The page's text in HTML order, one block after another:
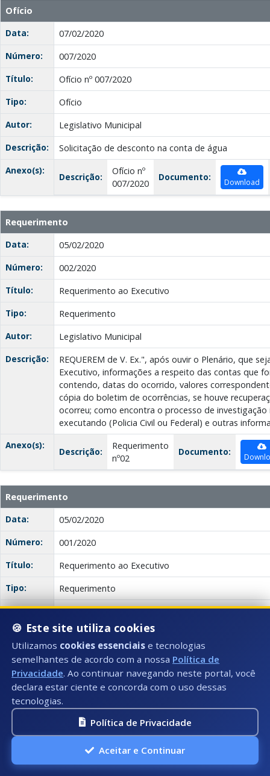
Ofício
Data:
07/02/2020
Número:
007/2020
Título:
Ofício nº 007/2020
Tipo:
Ofício
Autor:
Legislativo Municipal
Descrição:
Solicitação de desconto na conta de água
Anexo(s):
Descrição:
Ofício nº
007/2020
Documento: Download
Requerimento
Data:
05/02/2020
Número:
002/2020
Título:
Requerimento ao Executivo
Tipo:
Requerimento
Autor:
Legislativo Municipal
Descrição:
REQUEREM de V. Ex.", após ouvir o Plenário, que
Executivo, informações a respeito das contas que
contendo, datas do ocorrido, valores
cópia do boletim de ocorrências, se houve
ocorreu; como encontra o processo de
executando (Policia Civil ou Federal) e outras
Anexo(s):
Descrição:
Requerimento
nº02
Documento:
Requerimento
Data:
05/02/2020
Número:
001/2020
Título:
Requerimento ao Executivo
Tipo:
Requerimento
Autor:
Legislativo Municipal
Descrição:
REQUEREM de V. Ex., após ouvir o Plenário, que
por esta Casa de Leis, informações do número de
suas atividades de estágio no município através da
seguintes itens:
Anexo(s):
Descrição:
nº 01
Data:
03/02/2020
🍪 Este site utiliza cookies
Utilizamos cookies essenciais e tecnologias
semelhantes de acordo com a nossa Política de
Privacidade. Ao continuar navegando neste portal, você
declara estar ciente e concorda com o uso dessas
tecnologias.
Política de Privacidade
Aceitar e Continuar